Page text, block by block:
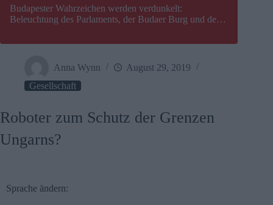
Budapester Wahrzeichen werden verdunkelt:
Beleuchtung des Parlaments, der Budaer Burg und der
Anna Wynn
August 29, 2019
Gesellschaft
Roboter zum Schutz der Grenzen
Ungarns?
Sprache ändern: